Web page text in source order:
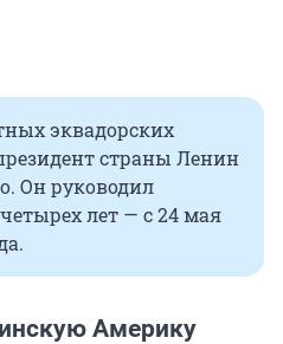
эквадорских
страны Ленин
Он руководил
лет — с 24 мая
Америку